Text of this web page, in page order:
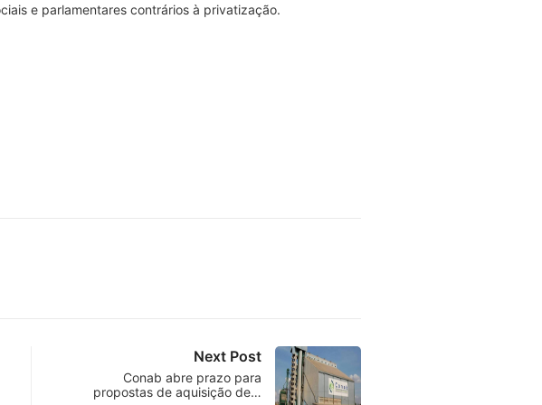
e parlamentares contrários à privatização.
Next Post
Conab abre prazo para
propostas de aquisição de…